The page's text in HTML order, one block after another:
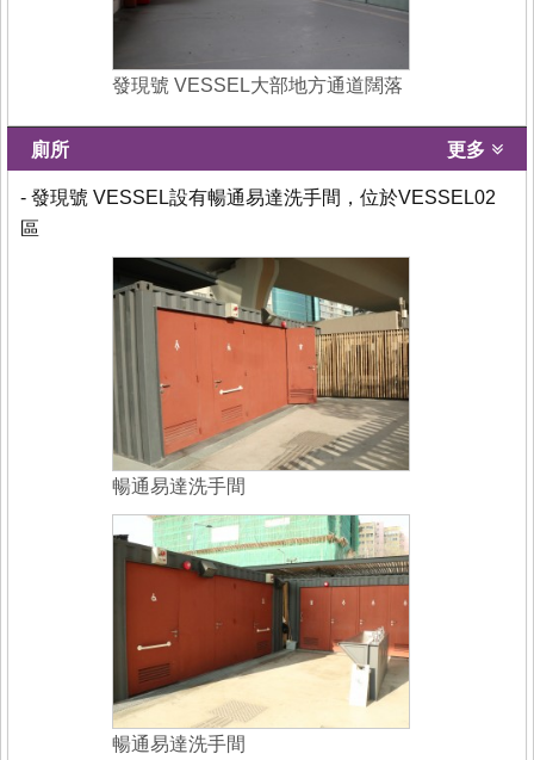
發現號 VESSEL大部地方通道闊落
廁所 更多
- 發現號 VESSEL設有暢通易達洗手間，位於VESSEL02
區
暢通易達洗手間
暢通易達洗手間